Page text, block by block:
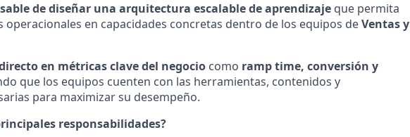
de diseñar una arquitectura escalable de aprendizaje que permita
en capacidades concretas dentro de los equipos deVentas y
en métricas clave del negocio como ramp time, conversión y
que los equipos cuenten con las herramientas, contenidos y
para maximizar su desempeño.
responsabilidades?